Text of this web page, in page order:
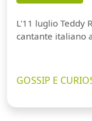
L'11 luglio Teddy
cantante italiano
GOSSIP E